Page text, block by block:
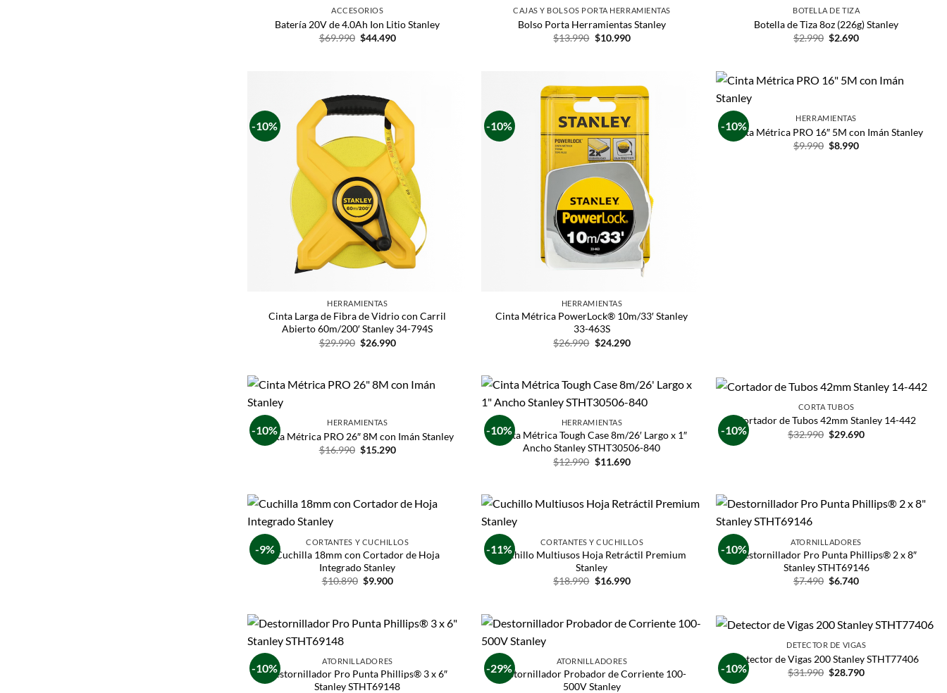
ACCESORIOS
Batería 20V de 4.0Ah Ion Litio Stanley
$69.990 $44.490
CAJAS Y BOLSOS PORTA HERRAMIENTAS
Bolso Porta Herramientas Stanley
$13.990 $10.990
BOTELLA DE TIZA
Botella de Tiza 8oz (226g) Stanley
$2.990 $2.690
-10%
HERRAMIENTAS
Cinta Larga de Fibra de Vidrio con Carril
Abierto 60m/200′ Stanley 34-794S
$29.990 $26.990
-10%
HERRAMIENTAS
Cinta Métrica PowerLock® 10m/33′ Stanley
33-463S
$26.990 $24.290
-10%
HERRAMIENTAS
Cinta Métrica PRO 16″ 5M con Imán Stanley
$9.990 $8.990
-10%
HERRAMIENTAS
Cinta Métrica PRO 26″ 8M con Imán Stanley
$16.990 $15.290
-10%
HERRAMIENTAS
Cinta Métrica Tough Case 8m/26′ Largo x 1″
Ancho Stanley STHT30506-840
$12.990 $11.690
-10%
CORTA TUBOS
Cortador de Tubos 42mm Stanley 14-442
$32.990 $29.690
-9%
CORTANTES Y CUCHILLOS
Cuchilla 18mm con Cortador de Hoja
Integrado Stanley
$10.890 $9.900
-11%
CORTANTES Y CUCHILLOS
Cuchillo Multiusos Hoja Retráctil Premium
Stanley
$18.990 $16.990
-10%
ATORNILLADORES
Destornillador Pro Punta Phillips® 2 x 8″
Stanley STHT69146
$7.490 $6.740
-10%
ATORNILLADORES
Destornillador Pro Punta Phillips® 3 x 6″
Stanley STHT69148
-29%
ATORNILLADORES
Destornillador Probador de Corriente 100-
500V Stanley
-10%
DETECTOR DE VIGAS
Detector de Vigas 200 Stanley STHT77406
$31.990 $28.790